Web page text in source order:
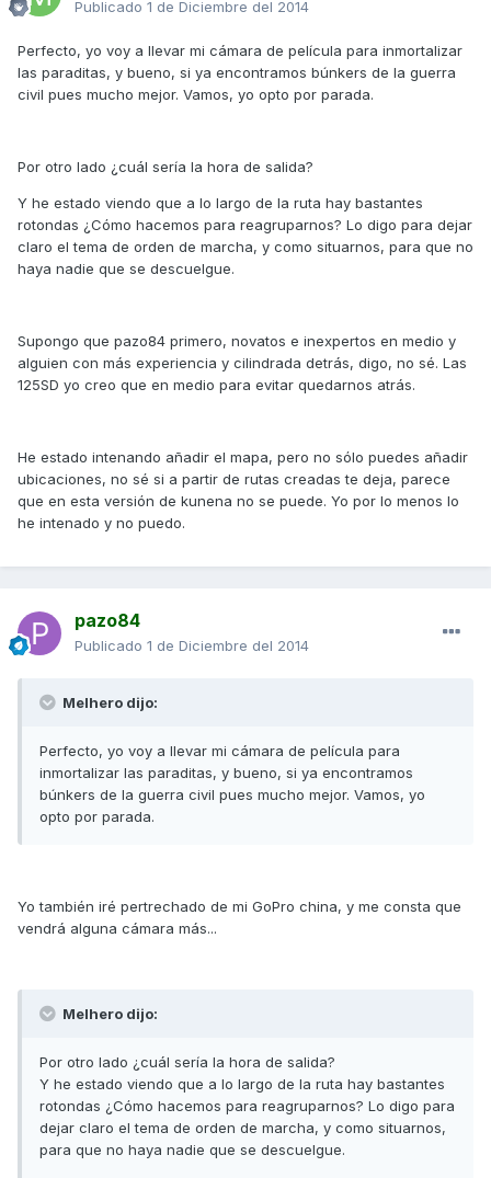
Publicado 1 de Diciembre del 2014
Perfecto, yo voy a llevar mi cámara de película para inmortalizar
las paraditas, y bueno, si ya encontramos búnkers de la guerra
civil pues mucho mejor. Vamos, yo opto por parada.
Por otro lado ¿cuál sería la hora de salida?
Y he estado viendo que a lo largo de la ruta hay bastantes
rotondas ¿Cómo hacemos para reagruparnos? Lo digo para dejar
claro el tema de orden de marcha, y como situarnos, para que no
haya nadie que se descuelgue.
Supongo que pazo84 primero, novatos e inexpertos en medio y
alguien con más experiencia y cilindrada detrás, digo, no sé. Las
125SD yo creo que en medio para evitar quedarnos atrás.
He estado intenando añadir el mapa, pero no sólo puedes añadir
ubicaciones, no sé si a partir de rutas creadas te deja, parece
que en esta versión de kunena no se puede. Yo por lo menos lo
he intenado y no puedo.
pazo84
Publicado 1 de Diciembre del 2014
Melhero dijo:
Perfecto, yo voy a llevar mi cámara de película para
inmortalizar las paraditas, y bueno, si ya encontramos
búnkers de la guerra civil pues mucho mejor. Vamos, yo
opto por parada.
Yo también iré pertrechado de mi GoPro china, y me consta que
vendrá alguna cámara más...
Melhero dijo:
Por otro lado ¿cuál sería la hora de salida?
Y he estado viendo que a lo largo de la ruta hay bastantes
rotondas ¿Cómo hacemos para reagruparnos? Lo digo para
dejar claro el tema de orden de marcha, y como situarnos,
para que no haya nadie que se descuelgue.